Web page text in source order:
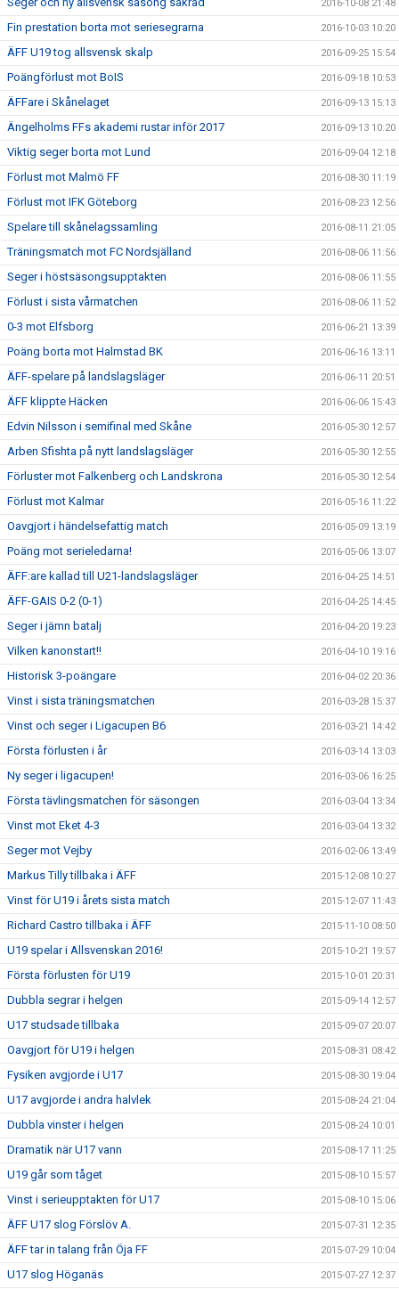
2016-10-08 21:48
Fin prestation borta mot seriesegrarna 2016-10-03 10:20
ÄFF U19 tog allsvensk skalp 2016-09-25 15:54
Poängförlust mot BoIS 2016-09-18 10:53
ÄFFare i Skånelaget 2016-09-13 15:13
Ängelholms FFs akademi rustar inför 2017 2016-09-13 10:20
Viktig seger borta mot Lund 2016-09-04 12:18
Förlust mot Malmö FF 2016-08-30 11:19
Förlust mot IFK Göteborg 2016-08-23 12:56
Spelare till skånelagssamling 2016-08-11 21:05
Träningsmatch mot FC Nordsjälland 2016-08-06 11:56
Seger i höstsäsongsupptakten 2016-08-06 11:55
Förlust i sista vårmatchen 2016-08-06 11:52
0-3 mot Elfsborg 2016-06-21 13:39
Poäng borta mot Halmstad BK 2016-06-16 13:11
ÄFF-spelare på landslagsläger 2016-06-11 20:51
ÄFF klippte Häcken 2016-06-06 15:43
Edvin Nilsson i semifinal med Skåne 2016-05-30 12:57
Arben Sfishta på nytt landslagsläger 2016-05-30 12:55
Förluster mot Falkenberg och Landskrona 2016-05-30 12:54
Förlust mot Kalmar 2016-05-16 11:22
Oavgjort i händelsefattig match 2016-05-09 13:19
Poäng mot serieledarna! 2016-05-06 13:07
ÄFF:are kallad till U21-landslagsläger 2016-04-25 14:51
ÄFF-GAIS 0-2 (0-1) 2016-04-25 14:45
Seger i jämn batalj 2016-04-20 19:23
Vilken kanonstart!! 2016-04-10 19:16
Historisk 3-poängare 2016-04-02 20:36
Vinst i sista träningsmatchen 2016-03-28 15:37
Vinst och seger i Ligacupen B6 2016-03-21 14:42
Första förlusten i år 2016-03-14 13:03
Ny seger i ligacupen! 2016-03-06 16:25
Första tävlingsmatchen för säsongen 2016-03-04 13:34
Vinst mot Eket 4-3 2016-03-04 13:32
Seger mot Vejby 2016-02-06 13:49
Markus Tilly tillbaka i ÄFF 2015-12-08 10:27
Vinst för U19 i årets sista match 2015-12-07 11:43
Richard Castro tillbaka i ÄFF 2015-11-10 08:50
U19 spelar i Allsvenskan 2016! 2015-10-21 19:57
Första förlusten för U19 2015-10-01 20:31
Dubbla segrar i helgen 2015-09-14 12:57
U17 studsade tillbaka 2015-09-07 20:07
Oavgjort för U19 i helgen 2015-08-31 08:42
Fysiken avgjorde i U17 2015-08-30 19:04
U17 avgjorde i andra halvlek 2015-08-24 21:04
Dubbla vinster i helgen 2015-08-24 10:01
Dramatik när U17 vann 2015-08-17 11:25
U19 går som tåget 2015-08-10 15:57
Vinst i serieupptakten för U17 2015-08-10 15:06
ÄFF U17 slog Förslöv A. 2015-07-31 12:35
ÄFF tar in talang från Öja FF 2015-07-29 10:04
U17 slog Höganäs 2015-07-27 12:37